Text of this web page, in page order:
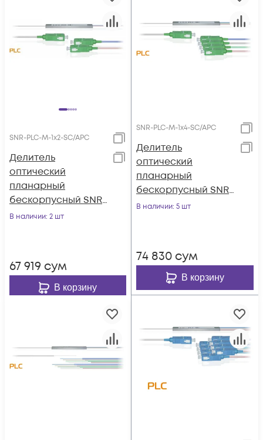
SNR-PLC-M-1x2-SC/APC
Делитель
оптический
планарный
бескорпусный SNR-
PLC-M-1x2-SC/APC
В наличии: 2 шт
67 919 сум
В корзину
SNR-PLC-M-1x4-SC/APC
Делитель
оптический
планарный
бескорпусный SNR-
PLC-M-1x4-SC/APC
В наличии: 5 шт
74 830 сум
В корзину